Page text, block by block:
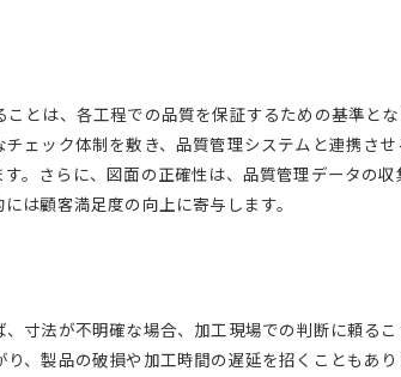
とは、各工程での品質を保証するための基準と
ェック体制を敷き、品質管理システムと連携さ
。さらに、図面の正確性は、品質管理データの
は顧客満足度の向上に寄与します。
寸法が不明確な場合、加工現場での判断に頼る
、製品の破損や加工時間の遅延を招くこともあ